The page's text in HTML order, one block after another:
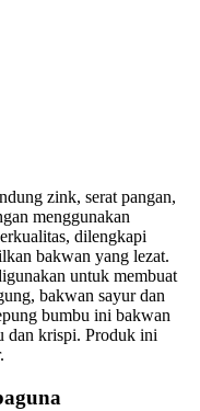
zink, serat pangan,
menggunakan
dilengkapi
bakwan yang lezat.
untuk membuat
bakwan sayur dan
bumbu ini bakwan
dan krispi. Produk ini